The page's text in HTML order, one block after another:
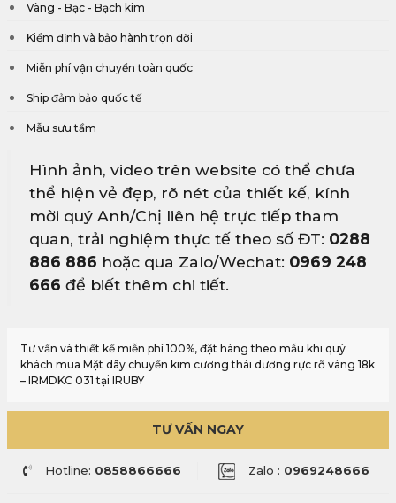
Vàng - Bạc - Bạch kim
Kiểm định và bảo hành trọn đời
Miễn phí vận chuyển toàn quốc
Ship đảm bảo quốc tế
Mẫu sưu tầm
Hình ảnh, video trên website có thể chưa
thể hiện vẻ đẹp, rõ nét của thiết kế, kính
mời quý Anh/Chị liên hệ trực tiếp tham
quan, trải nghiệm thực tế theo số ĐT: 0288
886 886 hoặc qua Zalo/Wechat: 0969 248
666 để biết thêm chi tiết.
Tư vấn và thiết kế miễn phí 100%, đặt hàng theo mẫu khi quý
khách mua Mặt dây chuyền kim cương thái dương rực rỡ vàng 18k
– IRMDKC 031 tại IRUBY
TƯ VẤN NGAY
Hotline: 0858866666 Zalo : 0969248666